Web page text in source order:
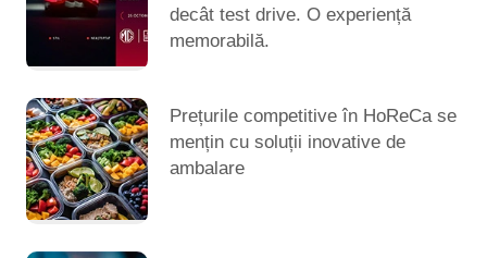
decât test drive. O experiență
memorabilă.
Prețurile competitive în HoReCa se
mențin cu soluții inovative de
ambalare